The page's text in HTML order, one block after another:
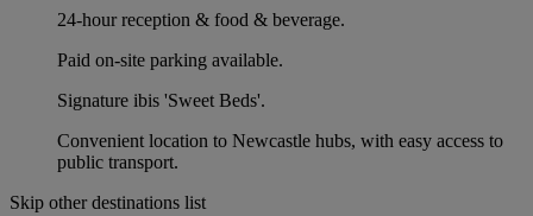
24-hour reception & food & beverage.
Paid on-site parking available.
Signature ibis 'Sweet Beds'.
Convenient location to Newcastle hubs, with easy access to
public transport.
Skip other destinations list